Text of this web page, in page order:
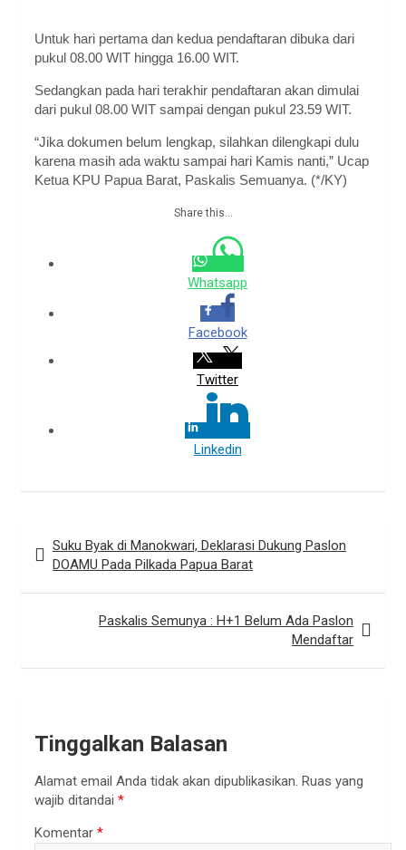
Untuk hari pertama dan kedua pendaftaran dibuka dari
pukul 08.00 WIT hingga 16.00 WIT.
Sedangkan pada hari terakhir pendaftaran akan dimulai
dari pukul 08.00 WIT sampai dengan pukul 23.59 WIT.
“Jika dokumen belum lengkap, silahkan dilengkapi dulu
karena masih ada waktu sampai hari Kamis nanti,” Ucap
Ketua KPU Papua Barat, Paskalis Semuanya. (*/KY)
Share this...
Whatsapp
Facebook
Twitter
Linkedin
pos
Suku Byak di Manokwari, Deklarasi Dukung Paslon
DOAMU Pada Pilkada Papua Barat
Paskalis Semunya : H+1 Belum Ada Paslon
Mendaftar
Tinggalkan Balasan
Alamat email Anda tidak akan dipublikasikan. Ruas yang
wajib ditandai *
Komentar *